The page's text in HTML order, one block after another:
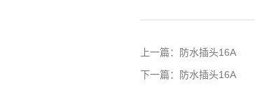
上一篇：
防水插头16A
下一篇：
防水插头16A